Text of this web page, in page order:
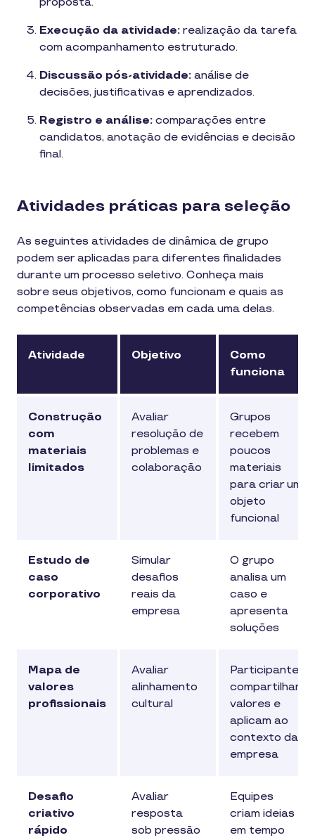
Execução da atividade: realização da tarefa
com acompanhamento estruturado.
Discussão pós-atividade: análise de
decisões, justificativas e aprendizados.
Registro e análise: comparações entre
candidatos, anotação de evidências e decisão
final.
Atividades práticas para seleção
As seguintes atividades de dinâmica de grupo
podem ser aplicadas para diferentes finalidades
durante um processo seletivo. Conheça mais
sobre seus objetivos, como funcionam e quais as
competências observadas em cada uma delas.
Atividade Objetivo
Como
funciona
Construção
com
materiais
limitados
Avaliar
resolução de
problemas e
colaboração
Grupos
recebem
poucos
materiais
para criar um
objeto
funcional
Estudo de
caso
corporativo
Simular
desafios
reais da
empresa
O grupo
analisa um
caso e
apresenta
soluções
Mapa de
valores
profissionais
Avaliar
alinhamento
cultural
Participantes
compartilham
valores e
aplicam ao
contexto da
empresa
Desafio
criativo
rápido
Avaliar
resposta
sob pressão
Equipes
criam ideias
em tempo